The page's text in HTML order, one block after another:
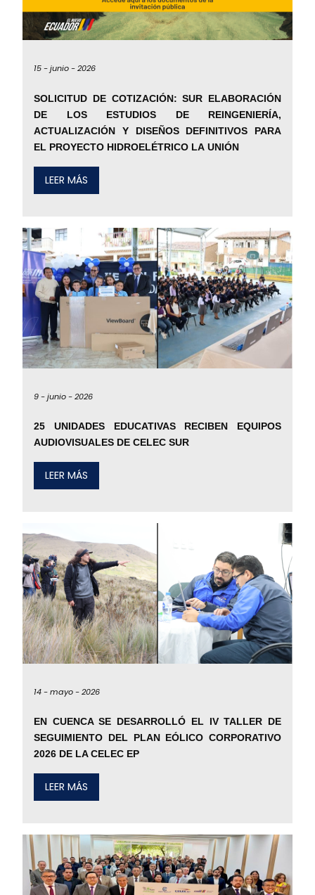
15 -junio -2026
SOLICITUD DE COTIZACIÓN: SUR ELABORACIÓN
DE LOS ESTUDIOS DE REINGENIERÍA,
ACTUALIZACIÓN Y DISEÑOS DEFINITIVOS PARA
EL PROYECTO HIDROELÉTRICO LA UNIÓN
LEER MÁS
9 -junio -2026
25 UNIDADES EDUCATIVAS RECIBEN EQUIPOS
AUDIOVISUALES DE CELEC SUR
LEER MÁS
14 -mayo -2026
EN CUENCA SE DESARROLLÓ EL IV TALLER DE
SEGUIMIENTO DEL PLAN EÓLICO CORPORATIVO
2026 DE LA CELEC EP
LEER MÁS